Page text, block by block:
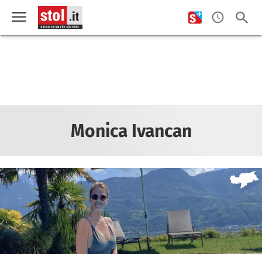
Monica Ivancan